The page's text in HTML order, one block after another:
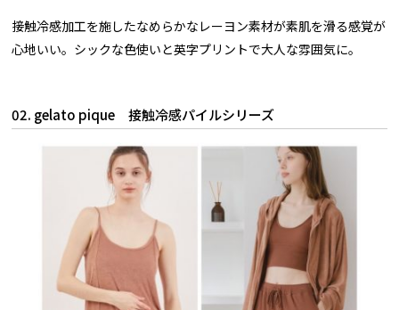
接触冷感加工を施したなめらかなレーヨン素材が素肌を滑る感覚が
心地いい。シックな色使いと英字プリントで大人な雰囲気に。
02. gelato pique 接触冷感パイルシリーズ